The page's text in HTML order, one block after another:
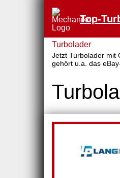
Top-
Turbolader
Jetzt Turbolader mit
gehört u.a. das